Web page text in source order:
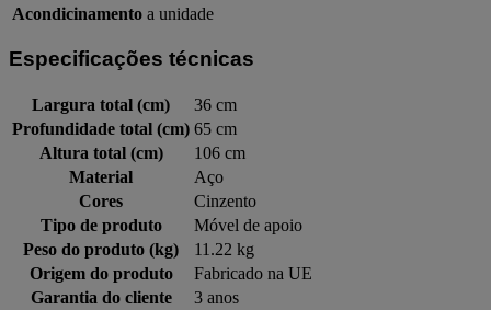
Acondicinamento a unidade
Especificações técnicas
Largura total (cm)
36 cm
Profundidade total (cm) 65 cm
Altura total (cm)
106 cm
Material
Aço
Cores
Cinzento
Tipo de produto
Móvel de apoio
Peso do produto (kg)
11.22 kg
Origem do produto
Fabricado na UE
Garantia do cliente
3 anos